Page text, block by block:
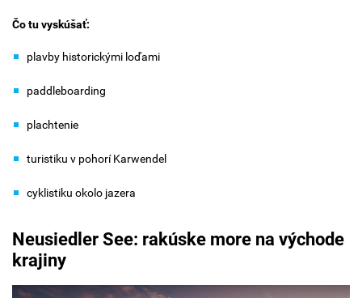
Čo tu vyskúšať:
plavby historickými loďami
paddleboarding
plachtenie
turistiku v pohorí Karwendel
cyklistiku okolo jazera
Neusiedler See: rakúske more na východe
krajiny